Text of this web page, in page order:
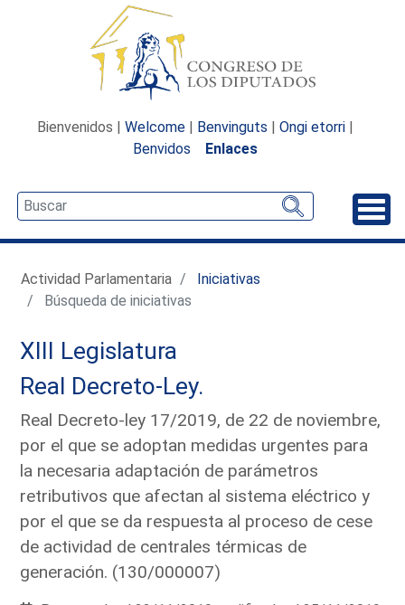
Bienvenidos | Welcome | Benvinguts | Ongi etorri |
Benvidos
Enlaces
Actividad Parlamentaria
Iniciativas
Búsqueda de iniciativas
XIII Legislatura
Real Decreto-Ley.
Real Decreto-ley 17/2019, de 22 de noviembre,
por el que se adoptan medidas urgentes para
la necesaria adaptación de parámetros
retributivos que afectan al sistema eléctrico y
por el que se da respuesta al proceso de cese
de actividad de centrales térmicas de
generación. (130/000007)